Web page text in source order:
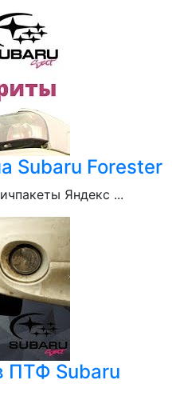
Subaru Forester
Яндекс ...
ПТФ Subaru